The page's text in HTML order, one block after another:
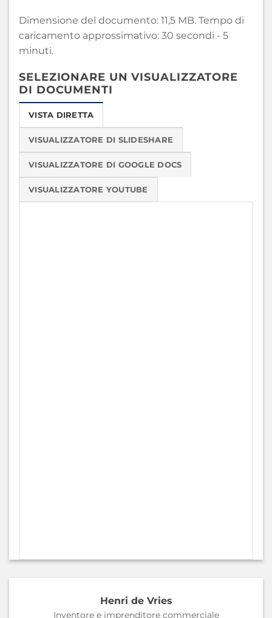
Dimensione del documento: 11,5 MB. Tempo di
caricamento approssimativo: 30 secondi - 5
minuti.
SELEZIONARE UN VISUALIZZATORE
DI DOCUMENTI
VISTA DIRETTA
VISUALIZZATORE DI SLIDESHARE
VISUALIZZATORE DI GOOGLE DOCS
VISUALIZZATORE YOUTUBE
Henri de Vries
Inventore e imprenditore commerciale